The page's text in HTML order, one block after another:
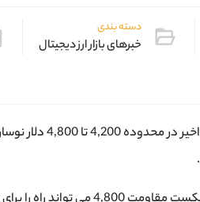
دسته بندی
خبرهای بازار ارز دیجیتال